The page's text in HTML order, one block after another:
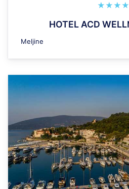
★★★★
HOTEL ACD
Meljine